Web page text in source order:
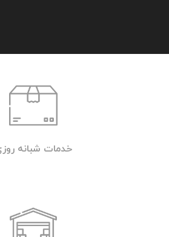
خدمات شبانه